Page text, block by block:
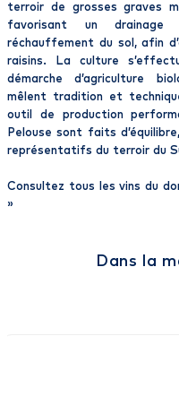
terroir de grosses graves
favorisant un
réchauffement du sol, afin
raisins. La culture
démarche d’agriculture
mêlent tradition et
outil de production
Pelouse sont faits
représentatifs du terroir du
Consultez tous les vins du
»
Dans la